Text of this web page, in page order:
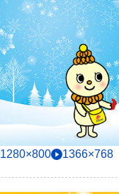
1280×800 1366×768